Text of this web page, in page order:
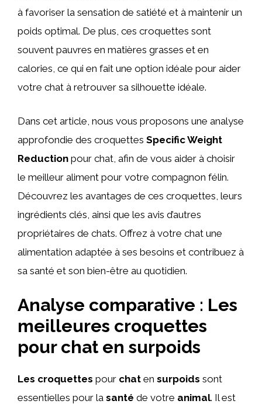
à favoriser la sensation de satiété et à maintenir un
poids optimal. De plus, ces croquettes sont
souvent pauvres en matières grasses et en
calories, ce qui en fait une option idéale pour aider
votre chat à retrouver sa silhouette idéale.
Dans cet article, nous vous proposons une analyse
approfondie des croquettes Specific Weight
Reduction pour chat, afin de vous aider à choisir
le meilleur aliment pour votre compagnon félin.
Découvrez les avantages de ces croquettes, leurs
ingrédients clés, ainsi que les avis d’autres
propriétaires de chats. Offrez à votre chat une
alimentation adaptée à ses besoins et contribuez à
sa santé et son bien-être au quotidien.
Analyse comparative : Les
meilleures croquettes
pour chat en surpoids
Les croquettes pour chat en surpoids sont
essentielles pour la santé de votre animal. Il est